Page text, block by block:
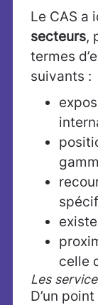
Le CAS a
secteurs,
termes
suivants :
celle
Les
D’un